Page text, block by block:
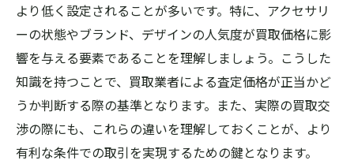
より低く設定されることが多いです。特に、アクセサリ
ーの状態やブランド、デザインの人気度が買取価格に影
響を与える要素であることを理解しましょう。こうした
知識を持つことで、買取業者による査定価格が正当かど
うか判断する際の基準となります。また、実際の買取交
渉の際にも、これらの違いを理解しておくことが、より
有利な条件での取引を実現するための鍵となります。